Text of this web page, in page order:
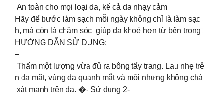
An toàn cho mọi loại da, kể cả da nhạy cảm
️Hãy để bước làm sạch mỗi ngày không chỉ là làm sạc
h, mà còn là chăm sóc giúp da khoẻ hơn từ bên trong
️HƯỚNG DẪN SỬ DỤNG:
–
Thấm một lượng vừa đủ ra bông tẩy trang. Lau nhẹ trê
n da mặt, vùng da quanh mắt và môi nhưng không chà
xát mạnh trên da. �- Sử dụng 2-